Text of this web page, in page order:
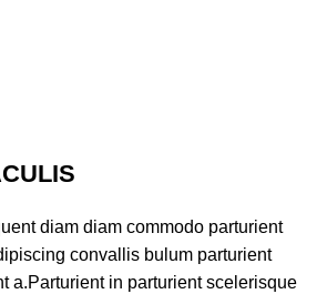
diam diam commodo parturient
convallis bulum parturient
a.Parturient in parturient scelerisque